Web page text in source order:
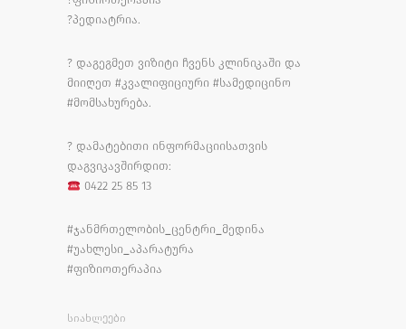
?პედიატრია.
? დაგეგმეთ ვიზიტი ჩვენს კლინიკაში და
მიიღეთ #კვალიფიციური #სამედიცინო
#მომსახურება.
? დამატებითი ინფორმაციისათვის
დაგვიკავშირდით:
0422 25 85 13
#ჯანმრთელობის_ცენტრი_მედინა
#უახლესი_აპარატურა
#ფიზიოთერაპია
ᲡᲘᲐᲮᲚᲔᲔᲑᲘ